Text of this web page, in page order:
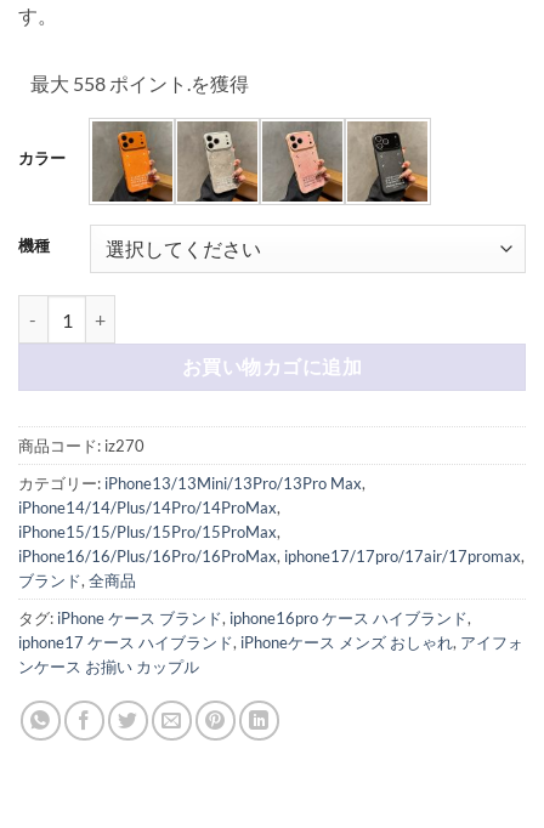
す。
最大 558 ポイント.を獲得
カラー
機種
お買い物カゴに追加
商品コード: iz270
カテゴリー: iPhone13/13Mini/13Pro/13Pro Max,
iPhone14/14/Plus/14Pro/14ProMax,
iPhone15/15/Plus/15Pro/15ProMax,
iPhone16/16/Plus/16Pro/16ProMax, iphone17/17pro/17air/17promax,
ブランド, 全商品
タグ: iPhone ケース ブランド, iphone16pro ケース ハイブランド,
iphone17 ケース ハイブランド, iPhoneケース メンズ おしゃれ, アイフォ
ンケース お揃い カップル